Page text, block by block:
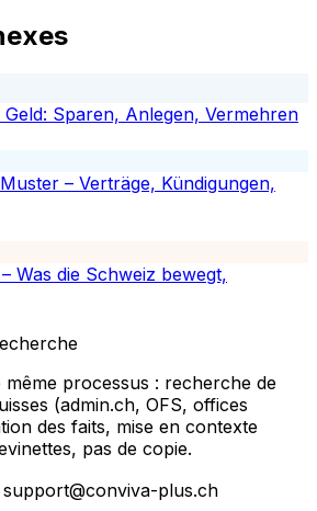
Geld: Sparen, Anlegen, Vermehren
– Verträge, Kündigungen,
Was die Schweiz bewegt,
même processus : recherche de
(admin.ch, OFS, offices
des faits, mise en contexte
pas de copie.
plus.ch